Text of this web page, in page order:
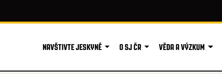
NAVŠTIVTE JESKYNĚ O SJ ČR VĚDA A VÝZKUM